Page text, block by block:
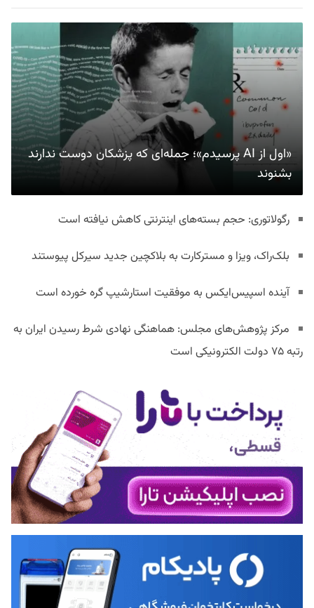
«اول از AI پرسیدم»؛ جمله‌ای که پزشکان دوست ندارند
بشنوند
رگولاتوری: حجم بسته‌های اینترنتی کاهش نیافته است
بلک‌راک، ویزا و مسترکارت به بلاکچین جدید سیرکل پیوستند
آینده اسپیس‌ایکس به موفقیت استارشیپ گره خورده است
مرکز پژوهش‌های مجلس: هماهنگی نهادی شرط رسیدن ایران به
رتبه ۷۵ دولت الکترونیکی است